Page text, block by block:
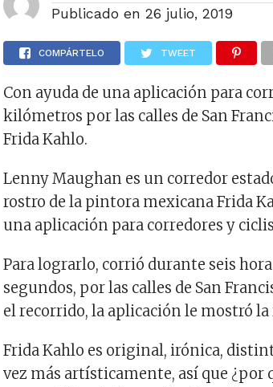
Publicado en 26 julio, 2019
COMPÁRTELO TWEET
Con ayuda de una aplicación para
kilómetros por las calles de San
Frida Kahlo.
Lenny Maughan es un corredor
rostro de la pintora mexicana Frida
una aplicación para corredores y
Para lograrlo, corrió durante seis
segundos, por las calles de San
el recorrido, la aplicación le mostró
Frida Kahlo es original, irónica,
vez más artísticamente, así que ¿por